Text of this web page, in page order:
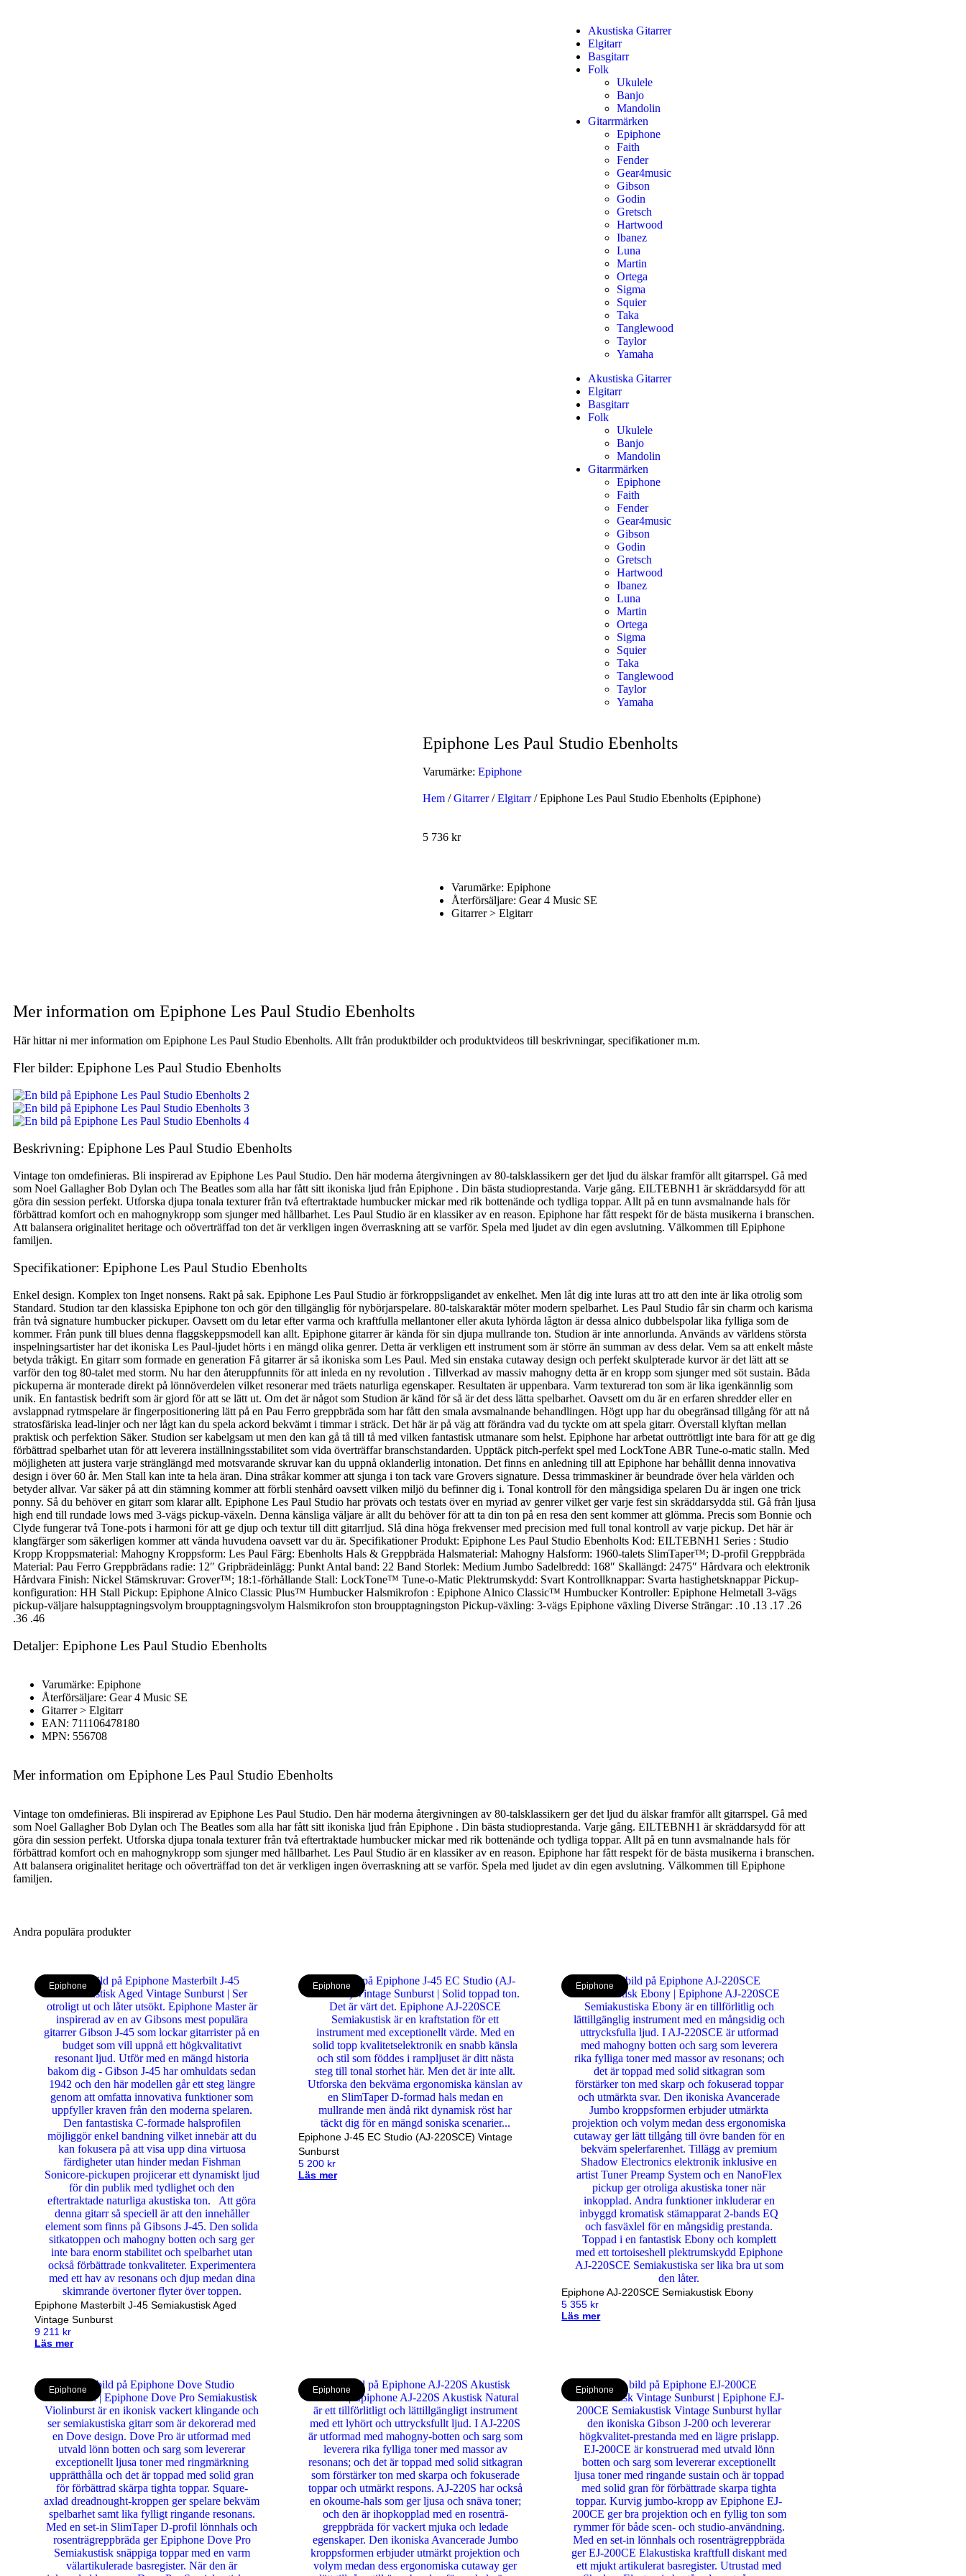
Akustiska Gitarrer
Elgitarr
Basgitarr
Folk
Ukulele
Banjo
Mandolin
Gitarrmärken
Epiphone
Faith
Fender
Gear4music
Gibson
Godin
Gretsch
Hartwood
Ibanez
Luna
Martin
Ortega
Sigma
Squier
Taka
Tanglewood
Taylor
Yamaha
Akustiska Gitarrer
Elgitarr
Basgitarr
Folk
Ukulele
Banjo
Mandolin
Gitarrmärken
Epiphone
Faith
Fender
Gear4music
Gibson
Godin
Gretsch
Hartwood
Ibanez
Luna
Martin
Ortega
Sigma
Squier
Taka
Tanglewood
Taylor
Yamaha
Epiphone Les Paul Studio Ebenholts
Varumärke: Epiphone
Hem /Gitarrer/Elgitarr/ Epiphone Les Paul Studio Ebenholts (Epiphone)
5 736 kr
Varumärke: Epiphone
Återförsäljare: Gear 4 Music SE
Gitarrer > Elgitarr
Mer information om Epiphone Les Paul Studio Ebenholts
Här hittar ni mer information om Epiphone Les Paul Studio Ebenholts. Allt från produktbilder och produktvideos till beskrivningar, specifikationer m.m.
Fler bilder: Epiphone Les Paul Studio Ebenholts
Beskrivning: Epiphone Les Paul Studio Ebenholts
Vintage ton omdefinieras. Bli inspirerad av Epiphone Les Paul Studio. Den här moderna återgivningen av 80-talsklassikern ger det ljud du älskar framför allt gitarrspel. Gå med
som Noel Gallagher Bob Dylan och The Beatles som alla har fått sitt ikoniska ljud från Epiphone . Din bästa studioprestanda. Varje gång. EILTEBNH1 är skräddarsydd för att
göra din session perfekt. Utforska djupa tonala texturer från två eftertraktade humbucker mickar med rik bottenände och tydliga toppar. Allt på en tunn avsmalnande hals för
förbättrad komfort och en mahognykropp som sjunger med hållbarhet. Les Paul Studio är en klassiker av en reason. Epiphone har fått respekt för de bästa musikerna i branschen.
Att balansera originalitet heritage och oöverträffad ton det är verkligen ingen överraskning att se varför. Spela med ljudet av din egen avslutning. Välkommen till Epiphone
familjen.
Specifikationer: Epiphone Les Paul Studio Ebenholts
Enkel design. Komplex ton Inget nonsens. Rakt på sak. Epiphone Les Paul Studio är förkroppsligandet av enkelhet. Men låt dig inte luras att tro att den inte är lika otrolig som
Standard. Studion tar den klassiska Epiphone ton och gör den tillgänglig för nybörjarspelare. 80-talskaraktär möter modern spelbarhet. Les Paul Studio får sin charm och karisma
från två signature humbucker pickuper. Oavsett om du letar efter varma och kraftfulla mellantoner eller akuta lyhörda lågton är dessa alnico dubbelspolar lika fylliga som de
kommer. Från punk till blues denna flaggskeppsmodell kan allt. Epiphone gitarrer är kända för sin djupa mullrande ton. Studion är inte annorlunda. Används av världens största
inspelningsartister har det ikoniska Les Paul-ljudet hörts i en mängd olika genrer. Detta är verkligen ett instrument som är större än summan av dess delar. Vem sa att enkelt måste
betyda tråkigt. En gitarr som formade en generation Få gitarrer är så ikoniska som Les Paul. Med sin enstaka cutaway design och perfekt skulpterade kurvor är det lätt att se
varför den tog 80-talet med storm. Nu har den återuppfunnits för att inleda en ny revolution . Tillverkad av massiv mahogny detta är en kropp som sjunger med söt sustain. Båda
pickuperna är monterade direkt på lönnöverdelen vilket resonerar med träets naturliga egenskaper. Resultaten är uppenbara. Varm texturerad ton som är lika igenkännlig som
unik. En fantastisk bedrift som är gjord för att se lätt ut. Om det är något som Studion är känd för så är det dess lätta spelbarhet. Oavsett om du är en erfaren shredder eller en
avslappnad rytmspelare är fingerpositionering lätt på en Pau Ferro greppbräda som har fått den smala avsmalnande behandlingen. Högt upp har du obegränsad tillgång för att nå
stratosfäriska lead-linjer och ner lågt kan du spela ackord bekvämt i timmar i sträck. Det här är på väg att förändra vad du tyckte om att spela gitarr. Överstall klyftan mellan
praktisk och perfektion Säker. Studion ser kabelgsam ut men den kan gå tå till tå med vilken fantastisk utmanare som helst. Epiphone har arbetat outtröttligt inte bara för att ge dig
förbättrad spelbarhet utan för att leverera inställningsstabilitet som vida överträffar branschstandarden. Upptäck pitch-perfekt spel med LockTone ABR Tune-o-matic stalln. Med
möjligheten att justera varje stränglängd med motsvarande skruvar kan du uppnå oklanderlig intonation. Det finns en anledning till att Epiphone har behållit denna innovativa
design i över 60 år. Men Stall kan inte ta hela äran. Dina stråkar kommer att sjunga i ton tack vare Grovers signature. Dessa trimmaskiner är beundrade över hela världen och
betyder allvar. Var säker på att din stämning kommer att förbli stenhård oavsett vilken miljö du befinner dig i. Tonal kontroll för den mångsidiga spelaren Du är ingen one trick
ponny. Så du behöver en gitarr som klarar allt. Epiphone Les Paul Studio har prövats och testats över en myriad av genrer vilket ger varje fest sin skräddarsydda stil. Gå från ljusa
high end till rundade lows med 3-vägs pickup-växeln. Denna känsliga väljare är allt du behöver för att ta din ton på en resa den sent kommer att glömma. Precis som Bonnie och
Clyde fungerar två Tone-pots i harmoni för att ge djup och textur till ditt gitarrljud. Slå dina höga frekvenser med precision med full tonal kontroll av varje pickup. Det här är
klangfärger som säkerligen kommer att vända huvudena oavsett var du är. Specifikationer Produkt: Epiphone Les Paul Studio Ebenholts Kod: EILTEBNH1 Series : Studio
Kropp Kroppsmaterial: Mahogny Kroppsform: Les Paul Färg: Ebenholts Hals & Greppbräda Halsmaterial: Mahogny Halsform: 1960-talets SlimTaper™; D-profil Greppbräda
Material: Pau Ferro Greppbrädans radie: 12″ Gripbrädeinlägg: Punkt Antal band: 22 Band Storlek: Medium Jumbo Sadelbredd: 168″ Skallängd: 2475″ Hårdvara och elektronik
Hårdvara Finish: Nickel Stämskruvar: Grover™; 18:1-förhållande Stall: LockTone™ Tune-o-Matic Plektrumskydd: Svart Kontrollknappar: Svarta hastighetsknappar Pickup-
konfiguration: HH Stall Pickup: Epiphone Alnico Classic Plus™ Humbucker Halsmikrofon : Epiphone Alnico Classic™ Humbucker Kontroller: Epiphone Helmetall 3-vägs
pickup-väljare halsupptagningsvolym broupptagningsvolym Halsmikrofon ston broupptagningston Pickup-växling: 3-vägs Epiphone växling Diverse Strängar: .10 .13 .17 .26
.36 .46
Detaljer: Epiphone Les Paul Studio Ebenholts
Varumärke: Epiphone
Återförsäljare: Gear 4 Music SE
Gitarrer > Elgitarr
EAN: 711106478180
MPN: 556708
Mer information om Epiphone Les Paul Studio Ebenholts
Vintage ton omdefinieras. Bli inspirerad av Epiphone Les Paul Studio. Den här moderna återgivningen av 80-talsklassikern ger det ljud du älskar framför allt gitarrspel. Gå med
som Noel Gallagher Bob Dylan och The Beatles som alla har fått sitt ikoniska ljud från Epiphone . Din bästa studioprestanda. Varje gång. EILTEBNH1 är skräddarsydd för att
göra din session perfekt. Utforska djupa tonala texturer från två eftertraktade humbucker mickar med rik bottenände och tydliga toppar. Allt på en tunn avsmalnande hals för
förbättrad komfort och en mahognykropp som sjunger med hållbarhet. Les Paul Studio är en klassiker av en reason. Epiphone har fått respekt för de bästa musikerna i branschen.
Att balansera originalitet heritage och oöverträffad ton det är verkligen ingen överraskning att se varför. Spela med ljudet av din egen avslutning. Välkommen till Epiphone
familjen.
Andra populära produkter
Epiphone
Epiphone Masterbilt J-45 Semiakustisk Aged
Vintage Sunburst
9 211 kr
Läs mer
Epiphone
Epiphone J-45 EC Studio (AJ-220SCE) Vintage
Sunburst
5 200 kr
Läs mer
Epiphone
Epiphone AJ-220SCE Semiakustisk Ebony
5 355 kr
Läs mer
Epiphone Epiphone Epiphone